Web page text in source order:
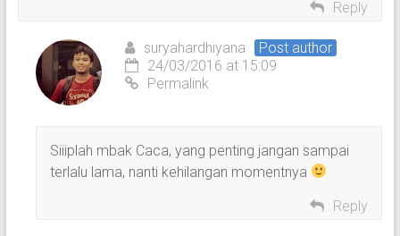
Reply
suryahardhiyana
Post author
24/03/2016 at 15:09
Permalink
Siiiplah mbak Caca, yang penting jangan sampai
terlalu lama, nanti kehilangan momentnya
Reply